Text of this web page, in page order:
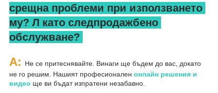
срещна проблеми при използването
му? Л като следпродажбено
обслужване?
A:
Не се притеснявайте. Винаги ще бъдем до вас, докато
не го решим. Нашият професионален онлайн решения и
видео ще ви бъдат изпратени незабавно.